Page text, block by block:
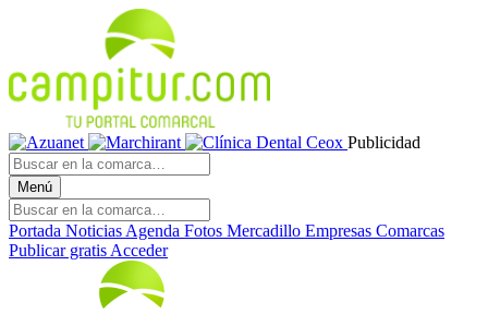
Publicidad
Menú
Portada Noticias Agenda Fotos Mercadillo Empresas Comarcas
Publicar gratis Acceder